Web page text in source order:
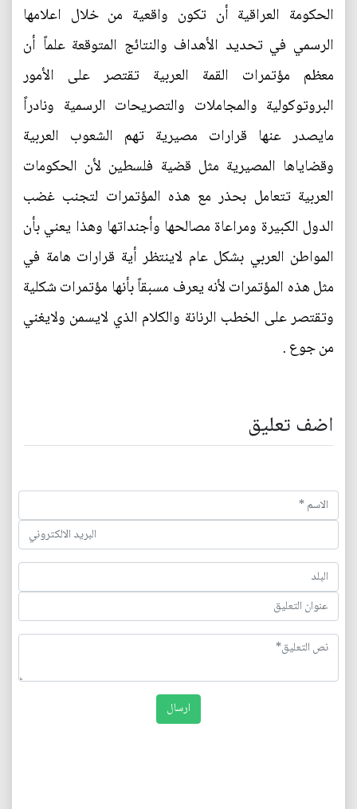
الحكومة العراقية أن تكون واقعية من خلال اعلامها
الرسمي في تحديد الأهداف والنتائج المتوقعة علماً أن
معظم مؤتمرات القمة العربية تقتصر على الأمور
البروتوكولية والمجاملات والتصريحات الرسمية ونادراً
مايصدر عنها قرارات مصيرية تهم الشعوب العربية
وقضاياها المصيرية مثل قضية فلسطين لأن الحكومات
العربية تتعامل بحذر مع هذه المؤتمرات لتجنب غضب
الدول الكبيرة ومراعاة مصالحها وأجنداتها وهذا يعني بأن
المواطن العربي بشكل عام لاينتظر أية قرارات هامة في
مثل هذه المؤتمرات لأنه يعرف مسبقاً بأنها مؤتمرات شكلية
وتقتصر على الخطب الرنانة والكلام الذي لايسمن ولايغني
من جوع .
اضف تعليق